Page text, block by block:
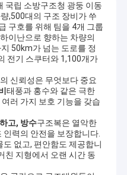
국립 소방구조청 광둥 이동
,500대의 구조 장비가 쑤
구호를 위해 팀을 4개 그룹
이난으로 향하는 차량의
50km가 넘는 도로를 정
전기 스쿠터와 1,100개가
신뢰성은 무엇보다 중요
태풍과 홍수와 같은 극한
러 가지 보호 기능을 갖습
고, 방수구조복은 열악한
력의 안전을 보장합니다.
없고, 편안함도 제공합니
친 지형에서 오랜 시간 동